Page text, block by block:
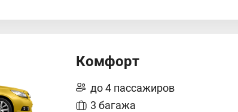
Комфорт
до 4 пассажиров
3 багажа